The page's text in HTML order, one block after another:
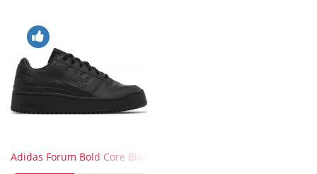
Adidas Forum Bold Core Black